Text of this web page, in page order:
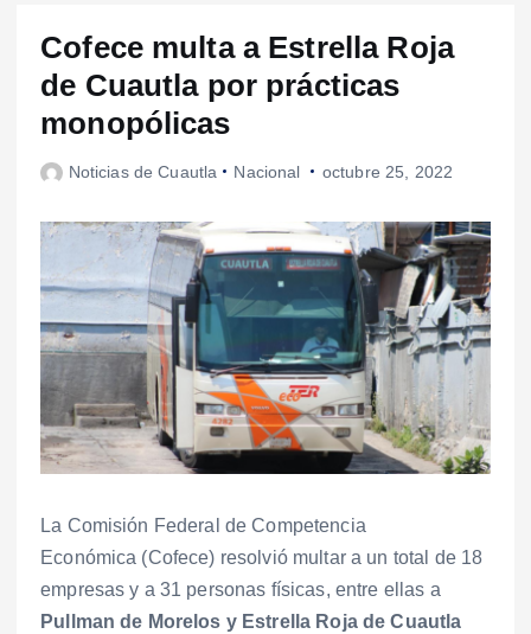
Cofece multa a Estrella Roja
de Cuautla por prácticas
monopólicas
Noticias de Cuautla Nacional octubre 25, 2022
La Comisión Federal de Competencia
Económica (Cofece) resolvió multar a un total de 18
empresas y a 31 personas físicas, entre ellas a
Pullman de Morelos y Estrella Roja de Cuautla